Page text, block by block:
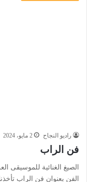
راديو النجاح 2 مايو، 2024
فن الراب
الصيغ الغنائية للموسيقى
الفن بعنوان فن الراب